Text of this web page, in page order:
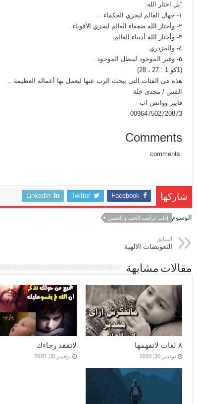
“بل اختار الله:
١- جهال العالم ليخزي الحكماء …
٢- وأختار الله ضعفاء العالم ليخزي الأقوياء.
٣- وأختار الله أدنياء العالم.
٤- والمزدري.
٥- وغير الموجود ليبطل الموجود .
(1كو 1 : 27 ، 28)
هذه هى الفئات التى يبحث الرب عنها ليعمل بها أعماله العظيمة ..
القس / مجدى خلة
فايبر وواتس اب
009647502720873
Comments
شاركها Facebook
Twitter
LinkedIn
الوسوم إدلب ترامب الحب و الحنس
السابق
التعويضات الالهية
مقالات مشابهة
٨ لغات لانفهمها
نوفمبر 30, 2020
لاتفقد رجاءك
نوفمبر 30, 2020